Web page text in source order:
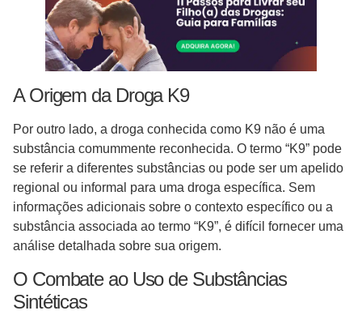
A Origem da Droga K9
Por outro lado, a droga conhecida como K9 não é uma
substância comummente reconhecida. O termo “K9” pode
se referir a diferentes substâncias ou pode ser um apelido
regional ou informal para uma droga específica. Sem
informações adicionais sobre o contexto específico ou a
substância associada ao termo “K9”, é difícil fornecer uma
análise detalhada sobre sua origem.
O Combate ao Uso de Substâncias
Sintéticas